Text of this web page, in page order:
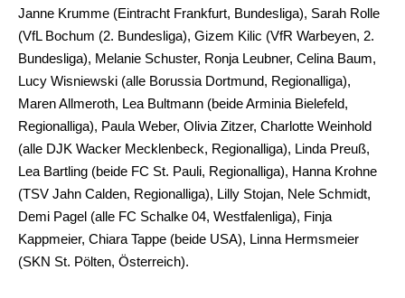
Janne Krumme (Eintracht Frankfurt, Bundesliga), Sarah Rolle
(VfL Bochum (2. Bundesliga), Gizem Kilic (VfR Warbeyen, 2.
Bundesliga), Melanie Schuster, Ronja Leubner, Celina Baum,
Lucy Wisniewski (alle Borussia Dortmund, Regionalliga),
Maren Allmeroth, Lea Bultmann (beide Arminia Bielefeld,
Regionalliga), Paula Weber, Olivia Zitzer, Charlotte Weinhold
(alle DJK Wacker Mecklenbeck, Regionalliga), Linda Preuß,
Lea Bartling (beide FC St. Pauli, Regionalliga), Hanna Krohne
(TSV Jahn Calden, Regionalliga), Lilly Stojan, Nele Schmidt,
Demi Pagel (alle FC Schalke 04, Westfalenliga), Finja
Kappmeier, Chiara Tappe (beide USA), Linna Hermsmeier
(SKN St. Pölten, Österreich).